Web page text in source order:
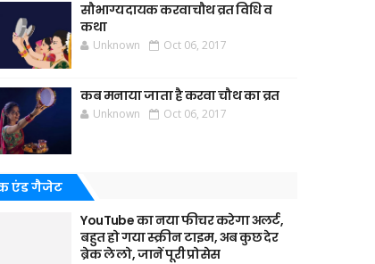
सौभाग्यदायक करवाचौथ व्रत विधि व
कथा
Unknown Oct 06, 2017
कब मनाया जाता है करवा चौथ का व्रत
Unknown Oct 06, 2017
एंड गैजेट
YouTube का नया फीचर करेगा अलर्ट,
बहुत हो गया स्क्रीन टाइम, अब कुछ देर
ब्रेक ले लो, जानें पूरी प्रोसेस